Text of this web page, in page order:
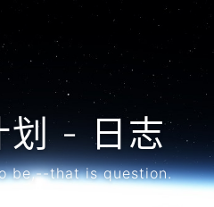
划 - 日志
be,--that is question.